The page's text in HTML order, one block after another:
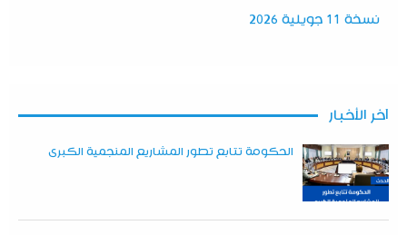
نسخة 11 جويلية 2026
آخر الأخبار
الحكومة تتابع تطور المشاريع المنجمية الكبرى